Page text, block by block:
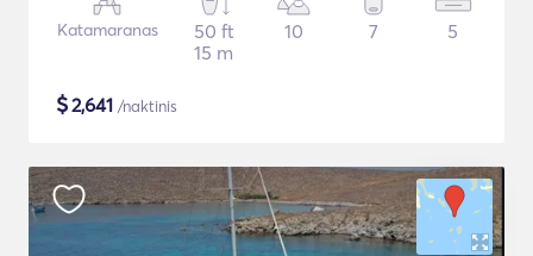
Katamaranas
50 ft
15 m
10 7 5
$2,641 /naktinis